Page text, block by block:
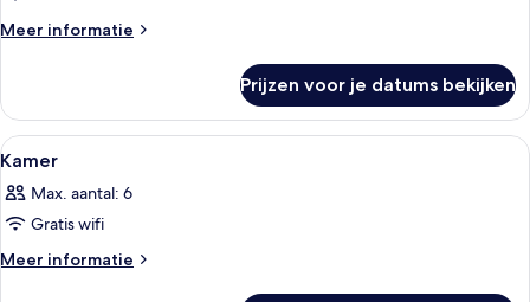
Meer informatie
Meer
Prijzen voor je datums bekijken
Alle
foto's
voor
Kamer
laden
Een hotelkamer met twee bedden,
1
Kamer
Max. aantal: 6
Gratis wifi
Meer informatie
Meer